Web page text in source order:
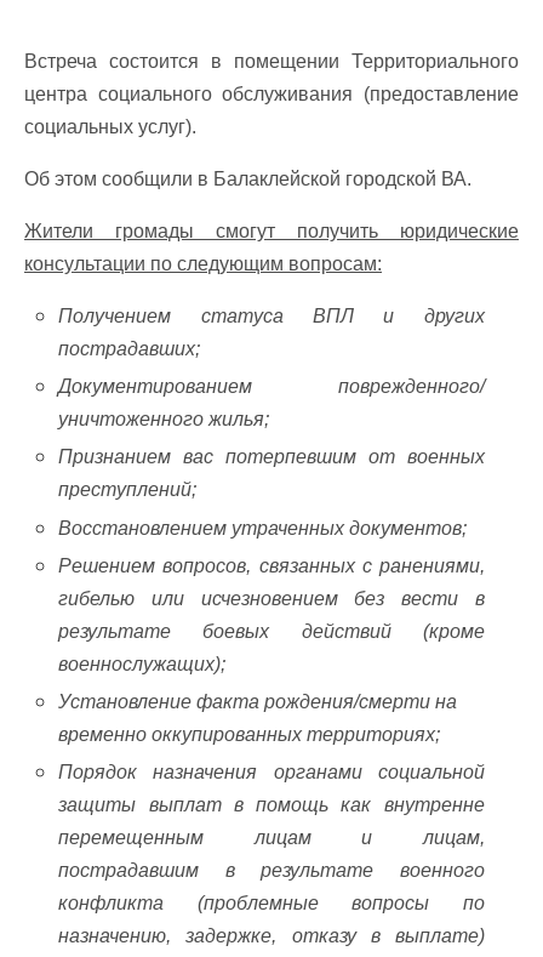
Встреча состоится в помещении Территориального
центра социального обслуживания (предоставление
социальных услуг).
Об этом сообщили в Балаклейской городской ВА.
Жители громады смогут получить юридические
консультации по следующим вопросам:
Получением статуса ВПЛ и других
пострадавших;
Документированием поврежденного/
уничтоженного жилья;
Признанием вас потерпевшим от военных
преступлений;
Восстановлением утраченных документов;
Решением вопросов, связанных с ранениями,
гибелью или исчезновением без вести в
результате боевых действий (кроме
военнослужащих);
Установление факта рождения/смерти на
временно оккупированных территориях;
Порядок назначения органами социальной
защиты выплат в помощь как внутренне
перемещенным лицам и лицам,
пострадавшим в результате военного
конфликта (проблемные вопросы по
назначению, задержке, отказу в выплате)